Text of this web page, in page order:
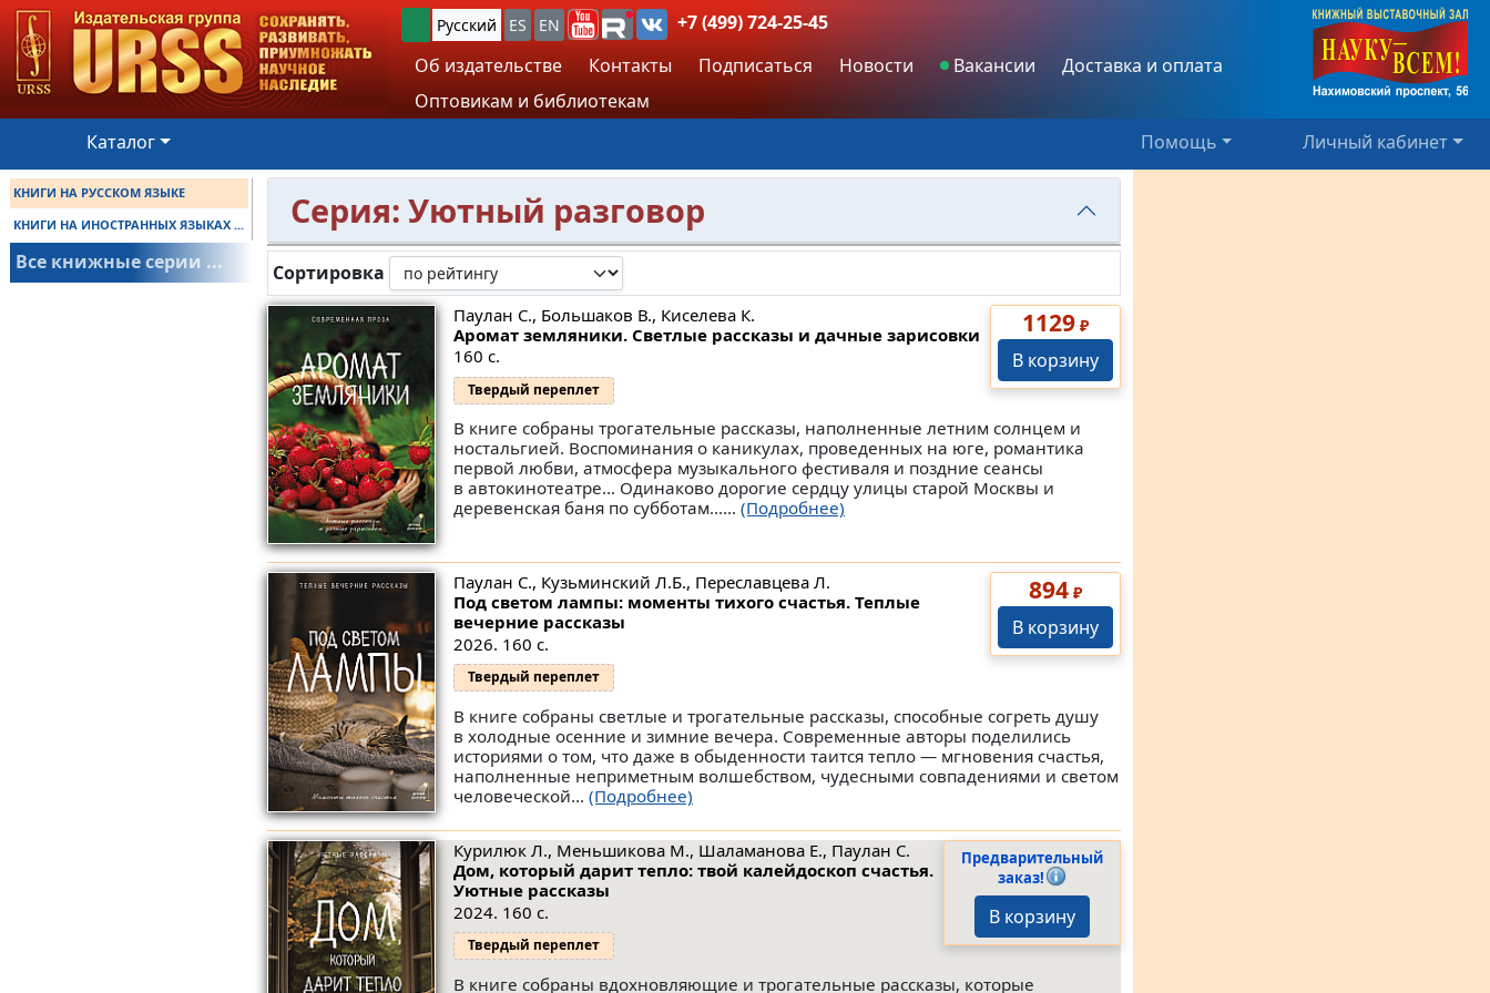
Русский ES EN
+7 (499) 724-25-45
Об издательстве
Контакты Подписаться Новости Вакансии
Доставка и оплата
Оптовикам и библиотекам
Каталог
Помощь Личный кабинет
КНИГИ НА РУССКОМ ЯЗЫКЕ
КНИГИ НА ИНОСТРАННЫХ ЯЗЫКАХ ...
Все книжные серии ...
Серия: Уютный разговор
Сортировка
1129 ₽
В корзину
Паулан С., Большаков В., Киселева К.
Аромат земляники. Светлые рассказы и дачные зарисовки
160 с.
Твердый переплет
В книге собраны трогательные рассказы, наполненные летним солнцем и
ностальгией. Воспоминания о каникулах, проведенных на юге, романтика
первой любви, атмосфера музыкального фестиваля и поздние сеансы
в автокинотеатре… Одинаково дорогие сердцу улицы старой Москвы и
деревенская баня по субботам…... (Подробнее)
894 ₽
В корзину
Паулан С., Кузьминский Л.Б., Переславцева Л.
Под светом лампы: моменты тихого счастья. Теплые
вечерние рассказы
2026. 160 с.
Твердый переплет
В книге собраны светлые и трогательные рассказы, способные согреть душу
в холодные осенние и зимние вечера. Современные авторы поделились
историями о том, что даже в обыденности таится тепло — мгновения счастья,
наполненные неприметным волшебством, чудесными совпадениями и светом
человеческой... (Подробнее)
Предварительный
заказ!
В корзину
Курилюк Л., Меньшикова М., Шаламанова Е., Паулан С.
Дом, который дарит тепло: твой калейдоскоп счастья.
Уютные рассказы
2024. 160 с.
Твердый переплет
В книге собраны вдохновляющие и трогательные рассказы, которые